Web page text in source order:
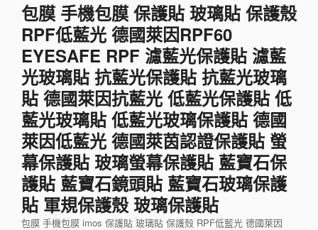
包膜 手機包膜 保護貼 玻璃貼 保護殼
RPF低藍光 德國萊因RPF60
EYESAFE RPF 濾藍光保護貼 濾藍
光玻璃貼 抗藍光保護貼 抗藍光玻璃
貼 德國萊因抗藍光 低藍光保護貼 低
藍光玻璃貼 低藍光玻璃保護貼 德國
萊因低藍光 德國萊茵認證保護貼 螢
幕保護貼 玻璃螢幕保護貼 藍寶石保
護貼 藍寶石鏡頭貼 藍寶石玻璃保護
貼 軍規保護殼 玻璃保護貼
包膜 手機包膜 imos 保護貼 玻璃貼 保護殼 RPF低藍光 德國萊因